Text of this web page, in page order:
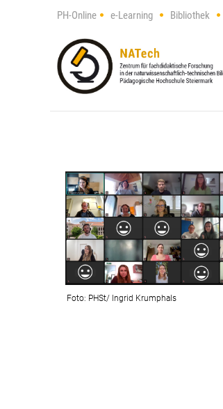
PH-Online e-Learning Bibliothek
Foto: PHSt/ Ingrid Krumphals